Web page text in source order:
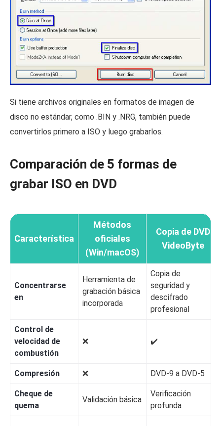
Si tiene archivos originales en formatos de imagen de
disco no estándar, como .BIN y .NRG, también puede
convertirlos primero a ISO y luego grabarlos.
Comparación de 5 formas de
grabar ISO en DVD
Característica
Métodos
oficiales
(Win/macOS)
Copia de DVD
VideoByte
Concentrarse
en
Herramienta de
grabación básica
incorporada
Copia de
seguridad y
descifrado
profesional
Control de
velocidad de
combustión
❌️ ✔️
Compresión ❌️ DVD-9 a DVD-5
Cheque de
quema
Validación básica
Verificación
profunda